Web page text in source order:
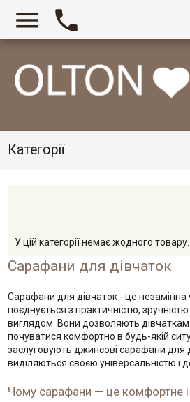
Категорії
 
У цій категорії немає жодного товару.
Сарафани для дівчаток
Сарафани для дівчаток - це незамінна
поєднується з практичністю,
виглядом. Вони дозволяють
почуватися комфортно в будь-якій
заслуговують джинсові сарафани для
виділяються своєю універсальністю і
Чому сарафани — це комфортне і